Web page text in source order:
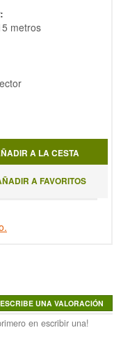
metros
A LA CESTA
A FAVORITOS
en escribir una!